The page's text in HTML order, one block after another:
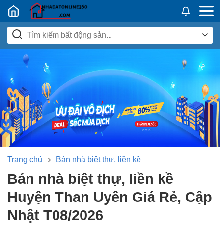
Nhadatban24h.vn
Trang chủ Bán nhà biệt thự, liền kề
Bán nhà biệt thự, liền kề
Huyện Than Uyên Giá Rẻ, Cập
Nhật T08/2026